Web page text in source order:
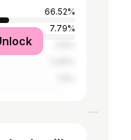
66.52%
7.79%